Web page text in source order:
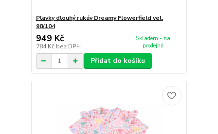
Plavky dlouhý rukáv Dreamy Flowerfield vel.
98/104
949 Kč
784 Kč bez DPH
Skladem - na
prodejně
Přidat do košíku